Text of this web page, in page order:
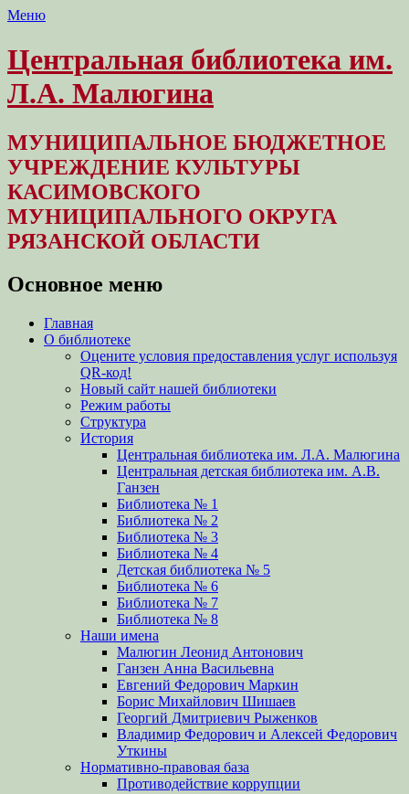
Меню
Центральная библиотека им.
Л.А. Малюгина
МУНИЦИПАЛЬНОЕ БЮДЖЕТНОЕ
УЧРЕЖДЕНИЕ КУЛЬТУРЫ
КАСИМОВСКОГО
МУНИЦИПАЛЬНОГО ОКРУГА
РЯЗАНСКОЙ ОБЛАСТИ
Основное меню
Перейти
содержимому
Главная
О библиотеке
Оцените условия предоставления услуг используя
QR-код!
Новый сайт нашей библиотеки
Режим работы
Структура
История
Центральная библиотека им. Л.А. Малюгина
Центральная детская библиотека им. А.В.
Ганзен
Библиотека № 1
Библиотека № 2
Библиотека № 3
Библиотека № 4
Детская библиотека № 5
Библиотека № 6
Библиотека № 7
Библиотека № 8
Наши имена
Малюгин Леонид Антонович
Ганзен Анна Васильевна
Евгений Федорович Маркин
Борис Михайлович Шишаев
Георгий Дмитриевич Рыженков
Владимир Федорович и Алексей Федорович
Уткины
Нормативно-правовая база
Противодействие коррупции